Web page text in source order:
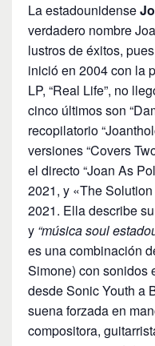
La estadounidense
verdadero nombre
lustros de éxitos,
inició en 2004 con la
LP, “Real Life”, no
cinco últimos son
recopilatorio
versiones “Covers
el directo “Joan As
2021, y «The
2021. Ella describe
y “música soul
es una combinación
Simone) con sonidos
desde Sonic Youth a
suena forzada en
compositora,